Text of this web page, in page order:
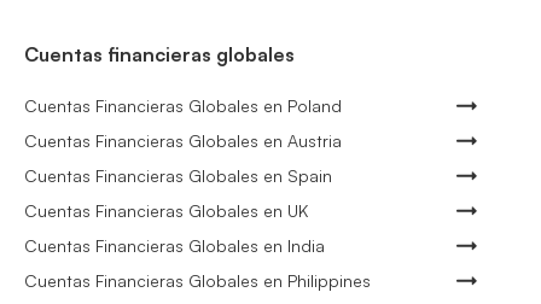
Cuentas financieras globales
Cuentas Financieras Globales en Poland
Cuentas Financieras Globales en Austria
Cuentas Financieras Globales en Spain
Cuentas Financieras Globales en UK
Cuentas Financieras Globales en India
Cuentas Financieras Globales en Philippines